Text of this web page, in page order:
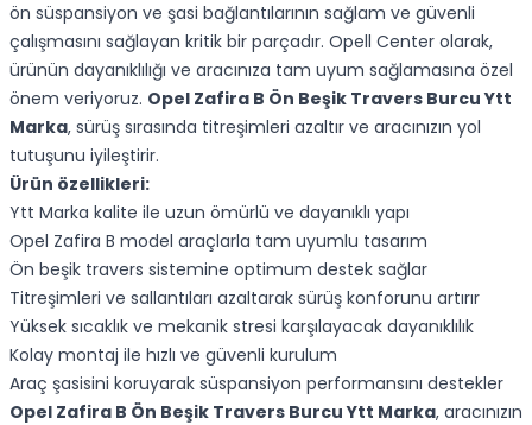
ön süspansiyon ve şasi bağlantılarının sağlam ve güvenli
çalışmasını sağlayan kritik bir parçadır. Opell Center olarak,
ürünün dayanıklılığı ve aracınıza tam uyum sağlamasına özel
önem veriyoruz. Opel Zafira B Ön Beşik Travers Burcu Ytt
Marka, sürüş sırasında titreşimleri azaltır ve aracınızın yol
tutuşunu iyileştirir.
Ürün özellikleri:
Ytt Marka kalite ile uzun ömürlü ve dayanıklı yapı
Opel Zafira B model araçlarla tam uyumlu tasarım
Ön beşik travers sistemine optimum destek sağlar
Titreşimleri ve sallantıları azaltarak sürüş konforunu artırır
Yüksek sıcaklık ve mekanik stresi karşılayacak dayanıklılık
Kolay montaj ile hızlı ve güvenli kurulum
Araç şasisini koruyarak süspansiyon performansını destekler
Opel Zafira B Ön Beşik Travers Burcu Ytt Marka, aracınızın